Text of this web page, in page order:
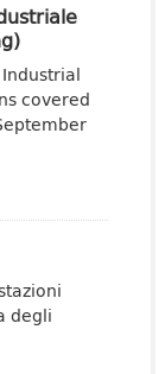
covered
degli